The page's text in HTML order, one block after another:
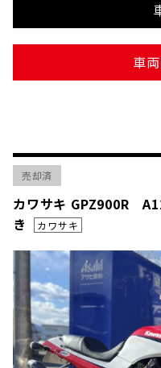
車
売却済
カワサキ GPZ900R
き カワサキ